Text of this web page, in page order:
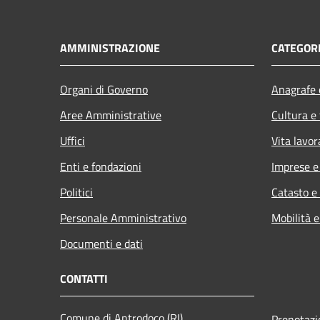
AMMINISTRAZIONE
Organi di Governo
Aree Amministrative
Uffici
Enti e fondazioni
Politici
Personale Amministrativo
Documenti e dati
Cultura
Vita
Imprese
Catasto
Mobilità
CONTATTI